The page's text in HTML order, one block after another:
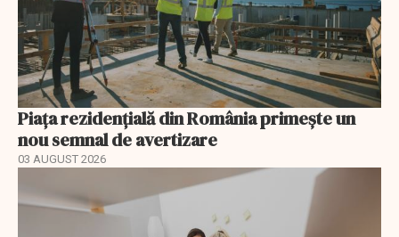
Piața rezidențială din România primește un
nou semnal de avertizare
03 AUGUST 2026